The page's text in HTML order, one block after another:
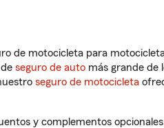
de motocicleta para
seguro de auto más grande de
seguro de motocicleta
y complementos